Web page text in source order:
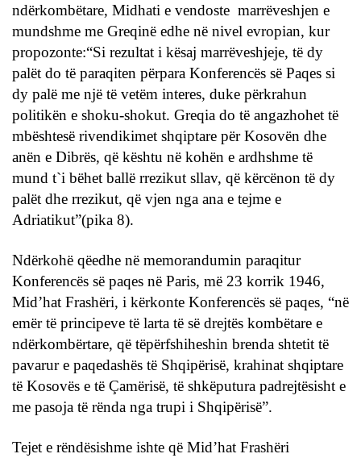
ndërkombëtare, Midhati e vendoste marrëveshjen e
mundshme me Greqinë edhe në nivel evropian, kur
propozonte:“Si rezultat i kësaj marrëveshjeje, të dy
palët do të paraqiten përpara Konferencës së Paqes si
dy palë me një të vetëm interes, duke përkrahun
politikën e shoku-shokut. Greqia do të angazhohet të
mbështesë rivendikimet shqiptare për Kosovën dhe
anën e Dibrës, që kështu në kohën e ardhshme të
mund t`i bëhet ballë rrezikut sllav, që kërcënon të dy
palët dhe rrezikut, që vjen nga ana e tejme e
Adriatikut”(pika 8).
Ndërkohë qëedhe në memorandumin paraqitur
Konferencës së paqes në Paris, më 23 korrik 1946,
Mid’hat Frashëri, i kërkonte Konferencës së paqes, “në
emër të principeve të larta të së drejtës kombëtare e
ndërkombërtare, që tëpërfshiheshin brenda shtetit të
pavarur e paqedashës të Shqipërisë, krahinat shqiptare
të Kosovës e të Çamërisë, të shkëputura padrejtësisht e
me pasoja të rënda nga trupi i Shqipërisë”.
Tejet e rëndësishme ishte që Mid’hat Frashëri